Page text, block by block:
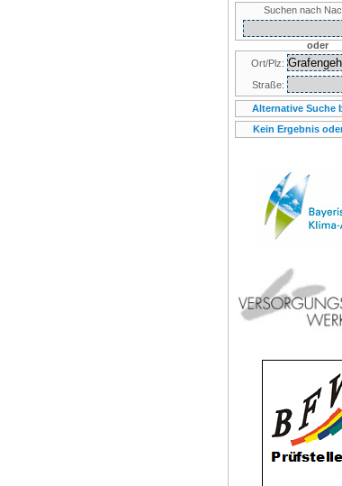
Suchen nach
oder
Ort/Plz:
Straße:
Alternative Suche
Kein Ergebnis